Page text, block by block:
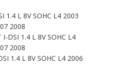
1.4 L 8V SOHC L4 2003
2008
DSI 1.4 L 8V SOHC L4
2008
1.4 L 8V SOHC L4 2006